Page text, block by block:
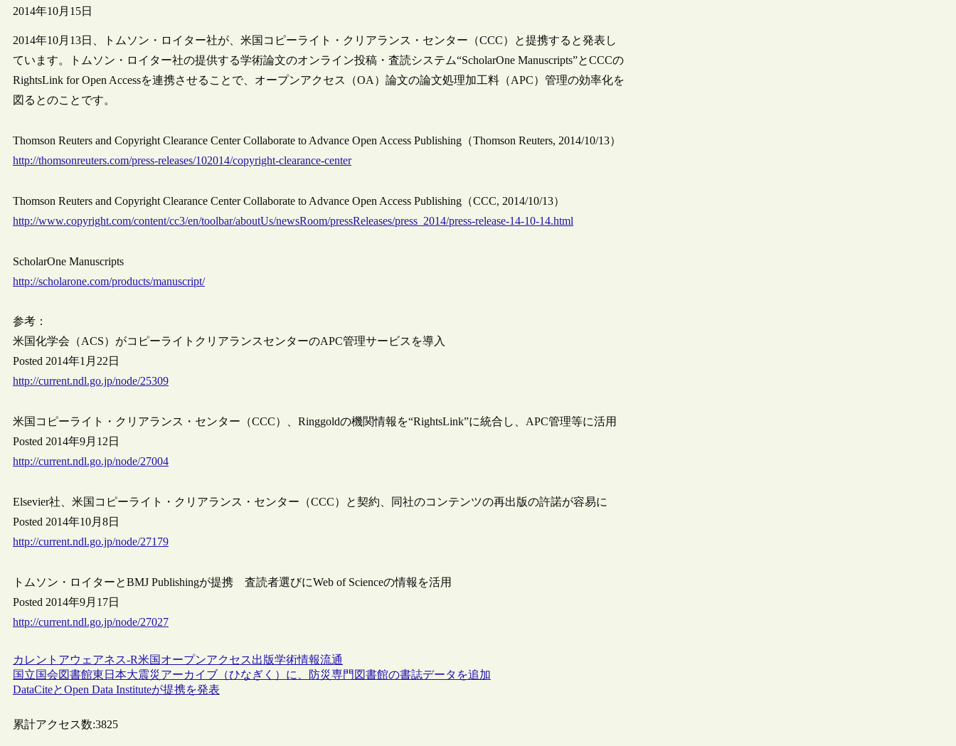
2014年10月15日
2014年10月13日、トムソン・ロイター社が、米国コピーライト・クリアランス・センター（CCC）と提携すると発表し
ています。トムソン・ロイター社の提供する学術論文のオンライン投稿・査読システム“ScholarOne Manuscripts”とCCCの
RightsLink for Open Accessを連携させることで、オープンアクセス（OA）論文の論文処理加工料（APC）管理の効率化を
図るとのことです。
Thomson Reuters and Copyright Clearance Center Collaborate to Advance Open Access Publishing（Thomson Reuters, 2014/10/13）
http://thomsonreuters.com/press-releases/102014/copyright-clearance-center
Thomson Reuters and Copyright Clearance Center Collaborate to Advance Open Access Publishing（CCC, 2014/10/13）
http://www.copyright.com/content/cc3/en/toolbar/aboutUs/newsRoom/pressReleases/press_2014/press-release-14-10-14.html
ScholarOne Manuscripts
http://scholarone.com/products/manuscript/
参考：
米国化学会（ACS）がコピーライトクリアランスセンターのAPC管理サービスを導入
Posted 2014年1月22日
http://current.ndl.go.jp/node/25309
米国コピーライト・クリアランス・センター（CCC）、Ringgoldの機関情報を“RightsLink”に統合し、APC管理等に活用
Posted 2014年9月12日
http://current.ndl.go.jp/node/27004
Elsevier社、米国コピーライト・クリアランス・センター（CCC）と契約、同社のコンテンツの再出版の許諾が容易に
Posted 2014年10月8日
http://current.ndl.go.jp/node/27179
トムソン・ロイターとBMJ Publishingが提携 査読者選びにWeb of Scienceの情報を活用
Posted 2014年9月17日
http://current.ndl.go.jp/node/27027
カレントアウェアネス-R米国 オープンアクセス出版学術情報流通
国立国会図書館東日本大震災アーカイブ（ひなぎく）に、防災専門図書館の書誌データを追加
DataCiteとOpen Data Instituteが提携を発表
累計アクセス数:3825